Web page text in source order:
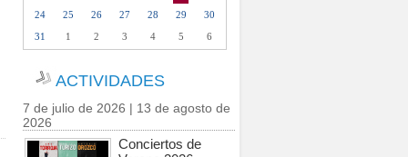
24
25 26 27 28 29
30
31
1 2 3 4 5 6
ACTIVIDADES
7 de julio de 2026 | 13 de agosto de
2026
Conciertos de